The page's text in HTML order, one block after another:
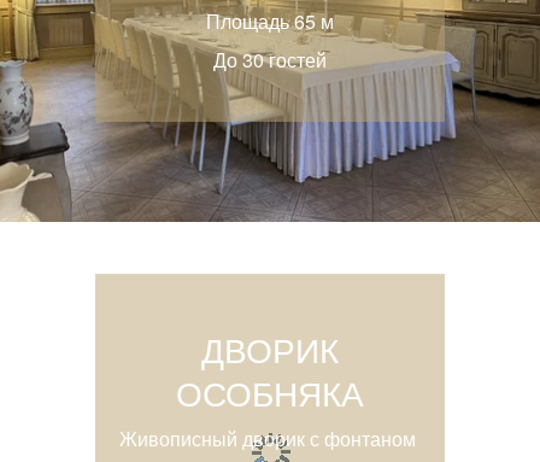
Площадь 65 м
До 30 гостей
ДВОРИК
ОСОБНЯКА
Живописный дворик с фонтаном